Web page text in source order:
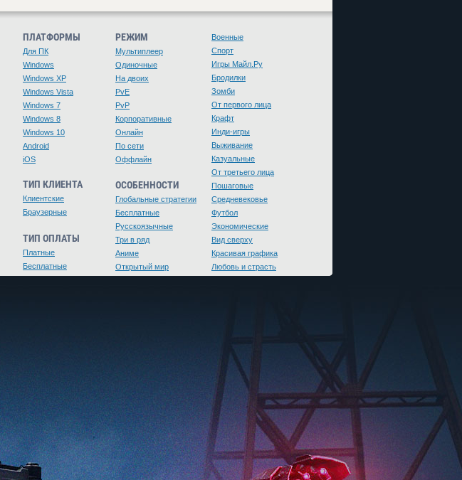
ПЛАТФОРМЫ
Для ПК
Windows
Windows XP
Windows Vista
Windows 7
Windows 8
Windows 10
Android
iOS
ТИП КЛИЕНТА
Клиентские
Браузерные
ТИП ОПЛАТЫ
Платные
Бесплатные
РЕЖИМ
Мультиплеер
Одиночные
На двоих
PvE
PvP
Корпоративные
Онлайн
По сети
Оффлайн
ОСОБЕННОСТИ
Глобальные стратегии
Бесплатные
Русскоязычные
Три в ряд
Аниме
Открытый мир
Военные
Спорт
Игры Майл.Ру
Бродилки
Зомби
От первого лица
Крафт
Инди-игры
Выживание
Казуальные
От третьего лица
Пошаговые
Средневековье
Футбол
Экономические
Вид сверху
Красивая графика
Любовь и страсть